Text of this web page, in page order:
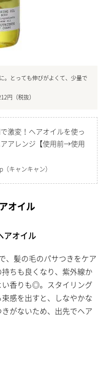
。とっても伸びがよくて、少量で
円（税抜）
激変！ヘアオイルを使っ
アレンジ【使用前→使用
（キャンキャン）
オイル
アオイル
、髪の毛のパサつきをケア
ちも良くなり、紫外線か
い香りも◎。スタイリング
感を出すと、しなやかな
がないため、出先でヘア